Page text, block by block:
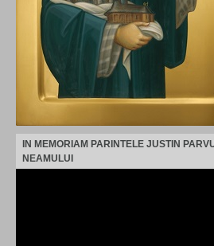
IN MEMORIAM PARINTELE JUSTIN
NEAMULUI